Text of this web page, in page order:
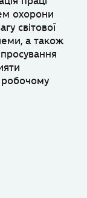
охорони
світової
а також
робочому